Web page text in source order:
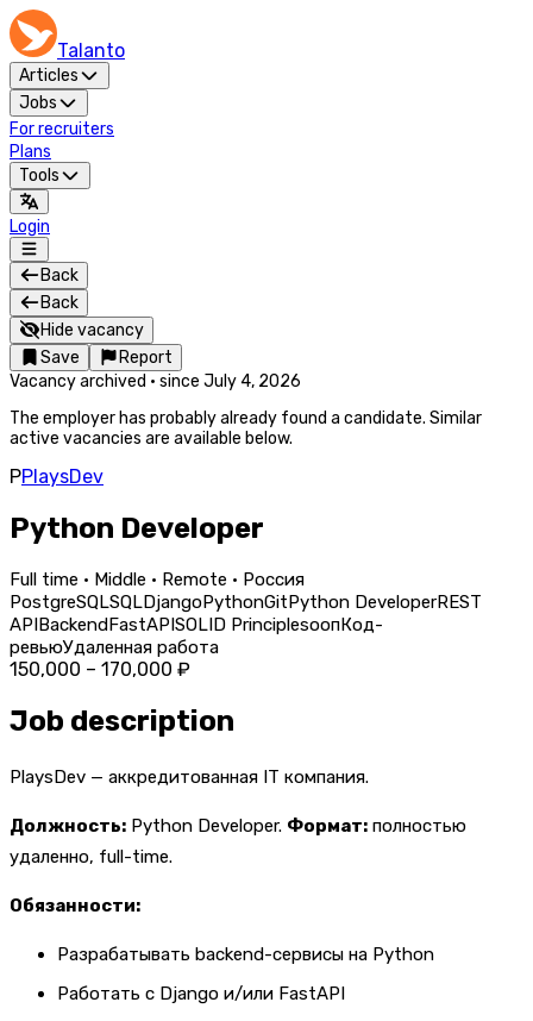
Talanto
Articles
Jobs
For recruiters
Plans
Tools
Login
Back
Back
Hide vacancy
Save
Report
Vacancy archived · since July 4, 2026
The employer has probably already found a candidate. Similar
active vacancies are available below.
PPlaysDev
Python Developer
Full time · Middle · Remote · Россия
PostgreSQLSQLDjangoPythonGitPython DeveloperREST
APIBackendFastAPISOLID PrinciplesоопКод-
ревьюУдаленная работа
150,000 – 170,000 ₽
Job description
PlaysDev — аккредитованная IT компания.
Должность: Python Developer. Формат: полностью
удаленно, full-time.
Обязанности:
Разрабатывать backend-сервисы на Python
Работать с Django и/или FastAPI